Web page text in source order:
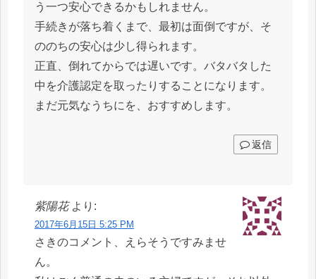
う一つ安心できるかもしれません。
手続きが落ち着くまで、最初は面倒ですが、そ
ののちの安心は少し得られます。
正直、倒れてからでは遅いです。バタバタした
中を介護認定を取ったりすることになります。
まだ元気なうちにを、おすすめします。
返信
紫陽花 より:
2017年6月15日 5:25 PM
さきのコメント、えらそうですみませ
ん。